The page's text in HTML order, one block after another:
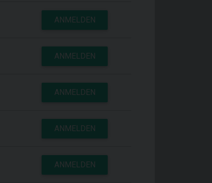
ANMELDEN
ANMELDEN
ANMELDEN
ANMELDEN
ANMELDEN